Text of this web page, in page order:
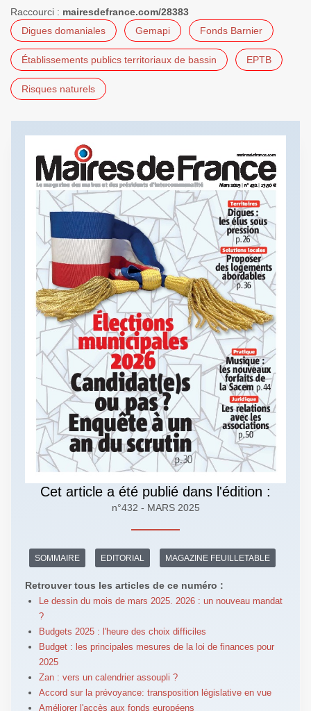
Raccourci : mairesdefrance.com/28383
Digues domaniales
Gemapi Fonds Barnier
Établissements publics territoriaux de bassin EPTB
Risques naturels
Cet article a été publié dans l'édition :
n°432 - MARS 2025
SOMMAIRE EDITORIAL MAGAZINE FEUILLETABLE
Retrouver tous les articles de ce numéro :
Le dessin du mois de mars 2025. 2026 : un nouveau mandat
?
Budgets 2025 : l'heure des choix difficiles
Budget : les principales mesures de la loi de finances pour
2025
Zan : vers un calendrier assoupli ?
Accord sur la prévoyance: transposition législative en vue
Améliorer l'accès aux fonds européens